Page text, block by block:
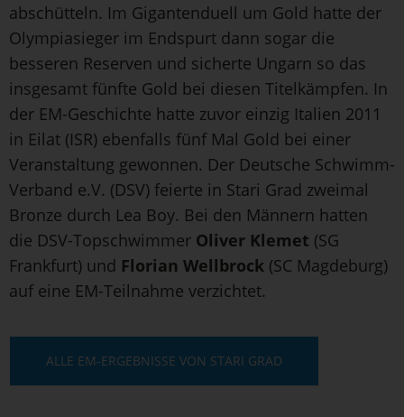
abschütteln. Im Gigantenduell um Gold hatte der
Olympiasieger im Endspurt dann sogar die
besseren Reserven und sicherte Ungarn so das
insgesamt fünfte Gold bei diesen Titelkämpfen. In
der EM-Geschichte hatte zuvor einzig Italien 2011
in Eilat (ISR) ebenfalls fünf Mal Gold bei einer
Veranstaltung gewonnen. Der Deutsche Schwimm-
Verband e.V. (DSV) feierte in Stari Grad zweimal
Bronze durch Lea Boy. Bei den Männern hatten
die DSV-Topschwimmer Oliver Klemet (SG
Frankfurt) und Florian Wellbrock (SC Magdeburg)
auf eine EM-Teilnahme verzichtet.
ALLE EM-ERGEBNISSE VON STARI GRAD